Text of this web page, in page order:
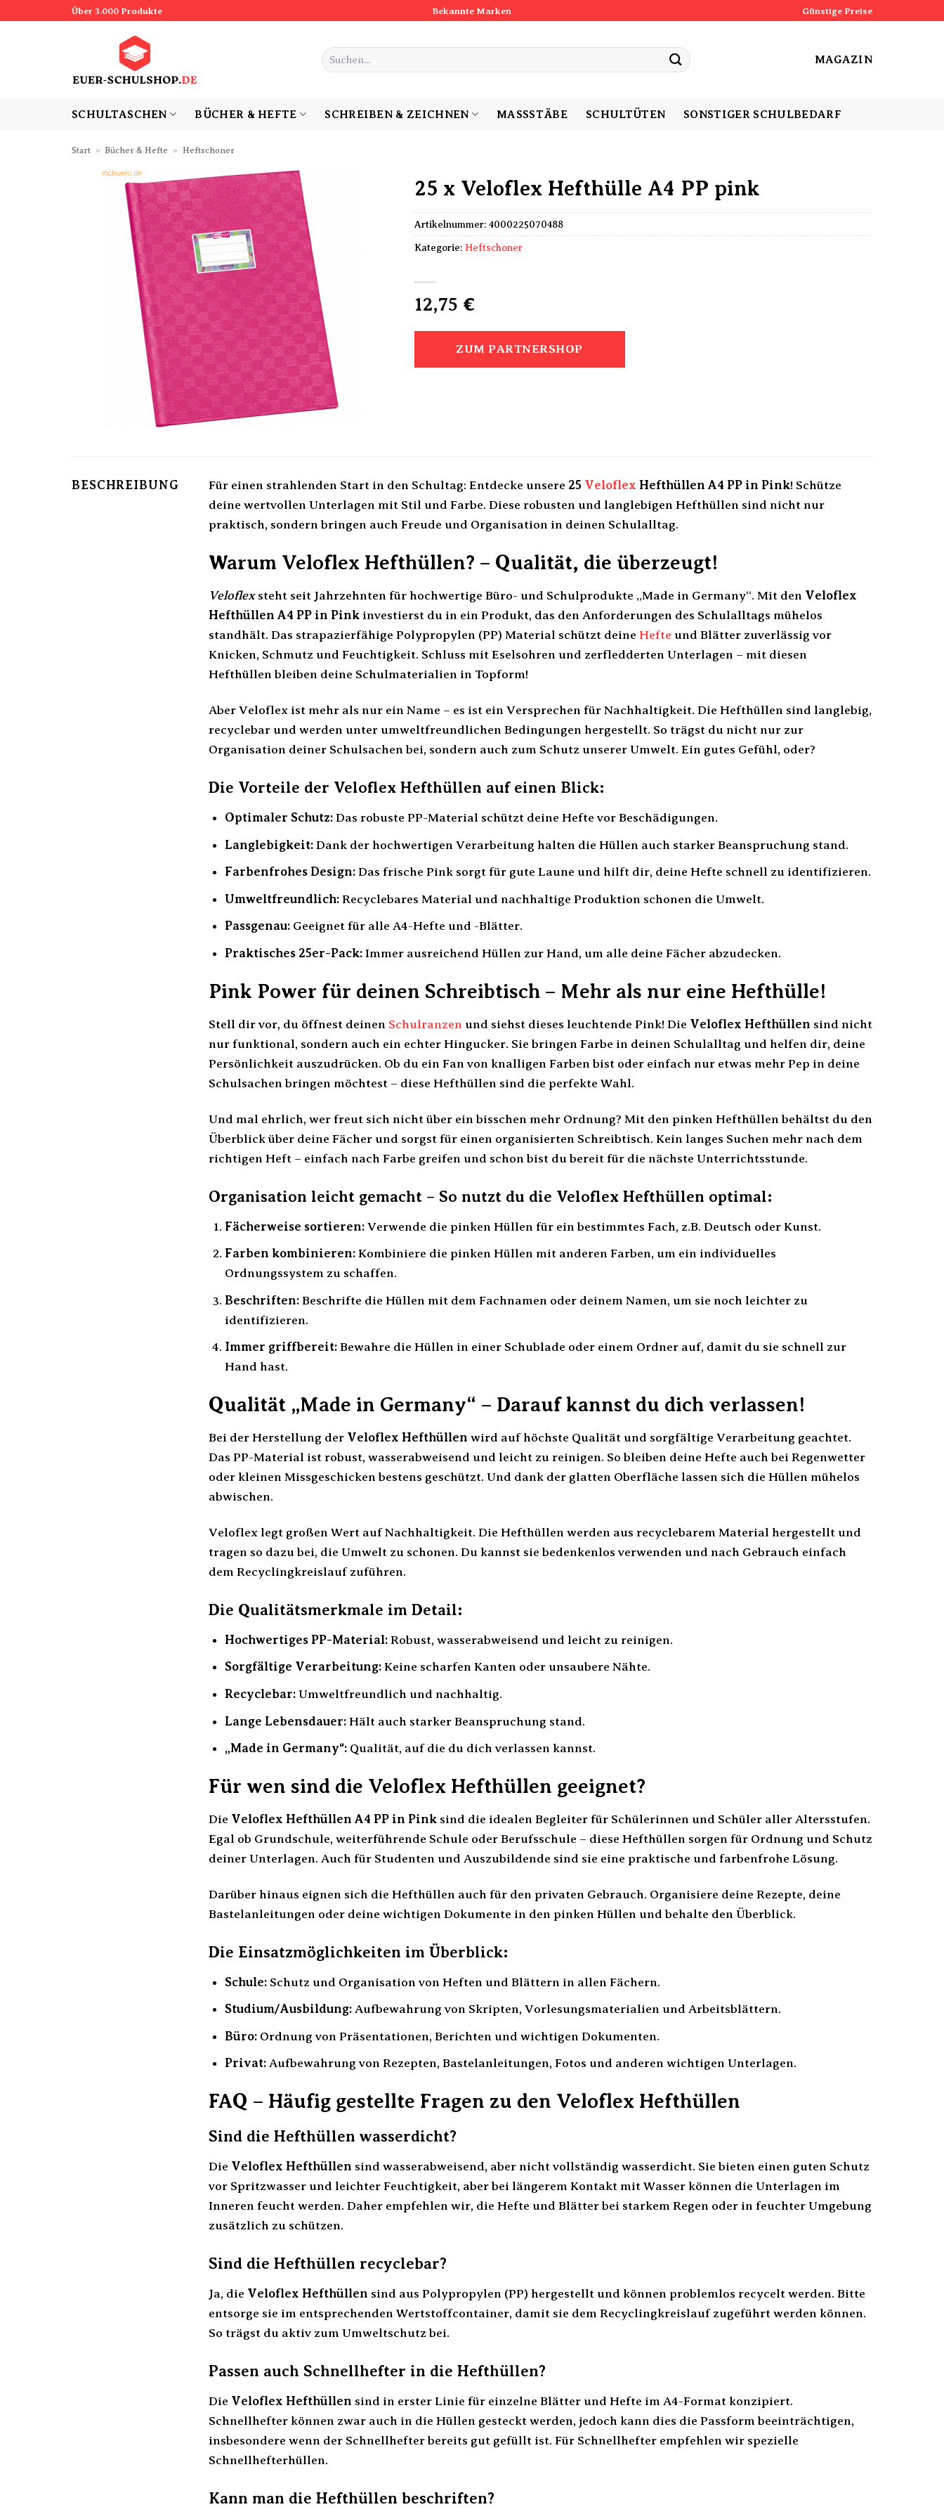
Über 3.000 Produkte Bekannte Marken Günstige Preise
Suchen
nach:
MAGAZIN
SCHULTASCHEN BÜCHER & HEFTE SCHREIBEN & ZEICHNEN MASSSTÄBE SCHULTÜTEN SONSTIGER SCHULBEDARF
Start » Bücher & Hefte » Heftschoner
25 x Veloflex Hefthülle A4 PP pink
12,75 €
ZUM PARTNERSHOP
Artikelnummer: 4000225070488
Kategorie: Heftschoner
BESCHREIBUNG Für einen strahlenden Start in den Schultag: Entdecke unsere 25 Veloflex Hefthüllen A4 PP in Pink! Schütze
deine wertvollen Unterlagen mit Stil und Farbe. Diese robusten und langlebigen Hefthüllen sind nicht nur
praktisch, sondern bringen auch Freude und Organisation in deinen Schulalltag.
Warum Veloflex Hefthüllen? – Qualität, die überzeugt!
Veloflexsteht seit Jahrzehnten für hochwertige Büro- und Schulprodukte „Made in Germany“. Mit den Veloflex
Hefthüllen A4 PP in Pink investierst du in ein Produkt, das den Anforderungen des Schulalltags mühelos
standhält. Das strapazierfähige Polypropylen (PP) Material schützt deine Hefte und Blätter zuverlässig vor
Knicken, Schmutz und Feuchtigkeit. Schluss mit Eselsohren und zerfledderten Unterlagen – mit diesen
Hefthüllen bleiben deine Schulmaterialien in Topform!
Aber Veloflex ist mehr als nur ein Name – es ist ein Versprechen für Nachhaltigkeit. Die Hefthüllen sind langlebig,
recyclebar und werden unter umweltfreundlichen Bedingungen hergestellt. So trägst du nicht nur zur
Organisation deiner Schulsachen bei, sondern auch zum Schutz unserer Umwelt. Ein gutes Gefühl, oder?
Die Vorteile der Veloflex Hefthüllen auf einen Blick:
Optimaler Schutz:Das robuste PP-Material schützt deine Hefte vor Beschädigungen.
Langlebigkeit:Dank der hochwertigen Verarbeitung halten die Hüllen auch starker Beanspruchung stand.
Farbenfrohes Design:Das frische Pink sorgt für gute Laune und hilft dir, deine Hefte schnell zu identifizieren.
Umweltfreundlich:Recyclebares Material und nachhaltige Produktion schonen die Umwelt.
Passgenau:Geeignet für alle A4-Hefte und -Blätter.
Praktisches 25er-Pack:Immer ausreichend Hüllen zur Hand, um alle deine Fächer abzudecken.
Pink Power für deinen Schreibtisch – Mehr als nur eine Hefthülle!
Stell dir vor, du öffnest deinen Schulranzen und siehst dieses leuchtende Pink! Die Veloflex Hefthüllen sind nicht
nur funktional, sondern auch ein echter Hingucker. Sie bringen Farbe in deinen Schulalltag und helfen dir, deine
Persönlichkeit auszudrücken. Ob du ein Fan von knalligen Farben bist oder einfach nur etwas mehr Pep in deine
Schulsachen bringen möchtest – diese Hefthüllen sind die perfekte Wahl.
Und mal ehrlich, wer freut sich nicht über ein bisschen mehr Ordnung? Mit den pinken Hefthüllen behältst du den
Überblick über deine Fächer und sorgst für einen organisierten Schreibtisch. Kein langes Suchen mehr nach dem
richtigen Heft – einfach nach Farbe greifen und schon bist du bereit für die nächste Unterrichtsstunde.
Organisation leicht gemacht – So nutzt du die Veloflex Hefthüllen optimal:
Fächerweise sortieren:Verwende die pinken Hüllen für ein bestimmtes Fach, z.B. Deutsch oder Kunst.
Farben kombinieren:Kombiniere die pinken Hüllen mit anderen Farben, um ein individuelles
Ordnungssystem zu schaffen.
Beschriften:Beschrifte die Hüllen mit dem Fachnamen oder deinem Namen, um sie noch leichter zu
identifizieren.
Immer griffbereit:Bewahre die Hüllen in einer Schublade oder einem Ordner auf, damit du sie schnell zur
Hand hast.
Qualität „Made in Germany“ – Darauf kannst du dich verlassen!
Bei der Herstellung der Veloflex Hefthüllen wird auf höchste Qualität und sorgfältige Verarbeitung geachtet.
Das PP-Material ist robust, wasserabweisend und leicht zu reinigen. So bleiben deine Hefte auch bei Regenwetter
oder kleinen Missgeschicken bestens geschützt. Und dank der glatten Oberfläche lassen sich die Hüllen mühelos
abwischen.
Veloflex legt großen Wert auf Nachhaltigkeit. Die Hefthüllen werden aus recyclebarem Material hergestellt und
tragen so dazu bei, die Umwelt zu schonen. Du kannst sie bedenkenlos verwenden und nach Gebrauch einfach
dem Recyclingkreislauf zuführen.
Die Qualitätsmerkmale im Detail:
Hochwertiges PP-Material:Robust, wasserabweisend und leicht zu reinigen.
Sorgfältige Verarbeitung:Keine scharfen Kanten oder unsaubere Nähte.
Recyclebar:Umweltfreundlich und nachhaltig.
Lange Lebensdauer:Hält auch starker Beanspruchung stand.
„Made in Germany“:Qualität, auf die du dich verlassen kannst.
Für wen sind die Veloflex Hefthüllen geeignet?
Die Veloflex Hefthüllen A4 PP in Pink sind die idealen Begleiter für Schülerinnen und Schüler aller Altersstufen.
Egal ob Grundschule, weiterführende Schule oder Berufsschule – diese Hefthüllen sorgen für Ordnung und Schutz
deiner Unterlagen. Auch für Studenten und Auszubildende sind sie eine praktische und farbenfrohe Lösung.
Darüber hinaus eignen sich die Hefthüllen auch für den privaten Gebrauch. Organisiere deine Rezepte, deine
Bastelanleitungen oder deine wichtigen Dokumente in den pinken Hüllen und behalte den Überblick.
Die Einsatzmöglichkeiten im Überblick:
Schule:Schutz und Organisation von Heften und Blättern in allen Fächern.
Studium/Ausbildung:Aufbewahrung von Skripten, Vorlesungsmaterialien und Arbeitsblättern.
Büro:Ordnung von Präsentationen, Berichten und wichtigen Dokumenten.
Privat:Aufbewahrung von Rezepten, Bastelanleitungen, Fotos und anderen wichtigen Unterlagen.
FAQ – Häufig gestellte Fragen zu den Veloflex Hefthüllen
Sind die Hefthüllen wasserdicht?
Die Veloflex Hefthüllen sind wasserabweisend, aber nicht vollständig wasserdicht. Sie bieten einen guten Schutz
vor Spritzwasser und leichter Feuchtigkeit, aber bei längerem Kontakt mit Wasser können die Unterlagen im
Inneren feucht werden. Daher empfehlen wir, die Hefte und Blätter bei starkem Regen oder in feuchter Umgebung
zusätzlich zu schützen.
Sind die Hefthüllen recyclebar?
Ja, die Veloflex Hefthüllen sind aus Polypropylen (PP) hergestellt und können problemlos recycelt werden. Bitte
entsorge sie im entsprechenden Wertstoffcontainer, damit sie dem Recyclingkreislauf zugeführt werden können.
So trägst du aktiv zum Umweltschutz bei.
Passen auch Schnellhefter in die Hefthüllen?
Die Veloflex Hefthüllen sind in erster Linie für einzelne Blätter und Hefte im A4-Format konzipiert.
Schnellhefter können zwar auch in die Hüllen gesteckt werden, jedoch kann dies die Passform beeinträchtigen,
insbesondere wenn der Schnellhefter bereits gut gefüllt ist. Für Schnellhefter empfehlen wir spezielle
Schnellhefterhüllen.
Kann man die Hefthüllen beschriften?